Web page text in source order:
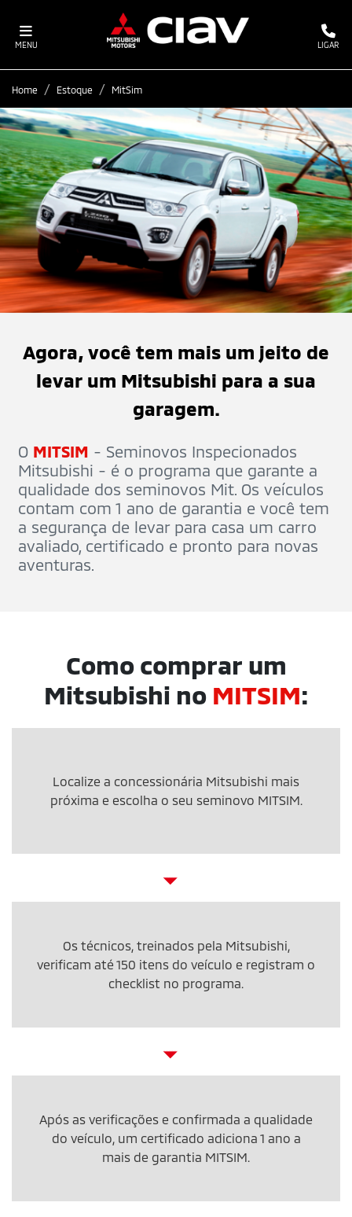
MENU LIGAR
Home Estoque MitSim
Agora, você tem mais um jeito de
levar um Mitsubishi para a sua
garagem.
O MITSIM - Seminovos Inspecionados
Mitsubishi - é o programa que garante a
qualidade dos seminovos Mit. Os veículos
contam com 1 ano de garantia e você tem
a segurança de levar para casa um carro
avaliado, certificado e pronto para novas
aventuras.
Como comprar um
Mitsubishi no MITSIM:
Localize a concessionária Mitsubishi mais
próxima e escolha o seu seminovo MITSIM.
Os técnicos, treinados pela Mitsubishi,
verificam até 150 itens do veículo e registram o
checklist no programa.
Após as verificações e confirmada a qualidade
do veículo, um certificado adiciona 1 ano a
mais de garantia MITSIM.